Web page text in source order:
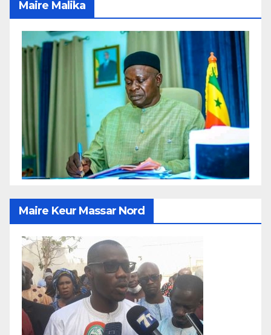
Maire Malika
Maire Keur Massar Nord